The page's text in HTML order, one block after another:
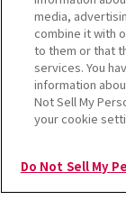
利用規約
クッキーポリシー
個人情報保護方針
ソーシャルメディアポ
サイトマップ
Copyright Hoyu Co.,
media,
combine it with
to them or that
services. You
information
Not Sell My
your cookie
Do Not Sell My